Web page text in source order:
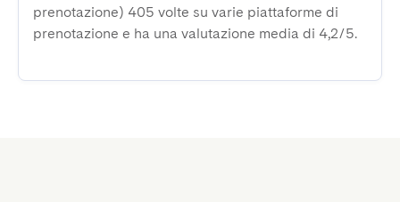
prenotazione) 405 volte su varie piattaforme di
prenotazione e ha una valutazione media di 4,2/5.